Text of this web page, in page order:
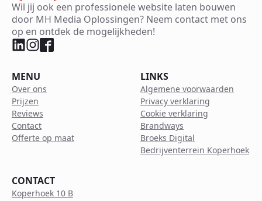
Wil jij ook een professionele website laten bouwen
door MH Media Oplossingen? Neem contact met ons
op en ontdek de mogelijkheden!
MENU
Over ons
Prijzen
Reviews
Contact
Offerte op maat
LINKS
Algemene voorwaarden
Privacy verklaring
Cookie verklaring
Brandways
Broeks Digital
Bedrijventerrein Koperhoek
CONTACT
Koperhoek 10 B